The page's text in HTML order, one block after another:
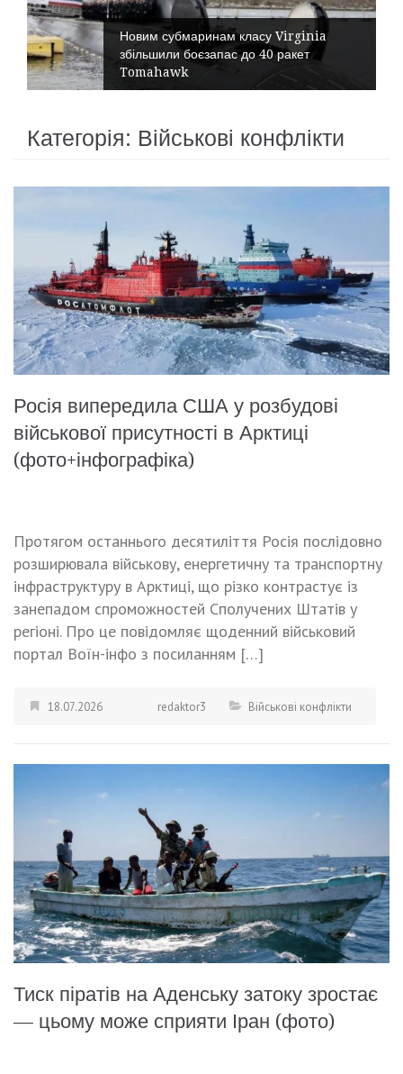
Новим субмаринам класу Virginia
збільшили боєзапас до 40 ракет
Tomahawk
Категорія: Військові конфлікти
Росія випередила США у розбудові
військової присутності в Арктиці
(фото+інфографіка)
Протягом останнього десятиліття Росія послідовно
розширювала військову, енергетичну та транспортну
інфраструктуру в Арктиці, що різко контрастує із
занепадом спроможностей Сполучених Штатів у
регіоні. Про це повідомляє щоденний військовий
портал Воїн-інфо з посиланням […]
18.07.2026 redaktor3 Військові конфлікти
Тиск піратів на Аденську затоку зростає
— цьому може сприяти Іран (фото)